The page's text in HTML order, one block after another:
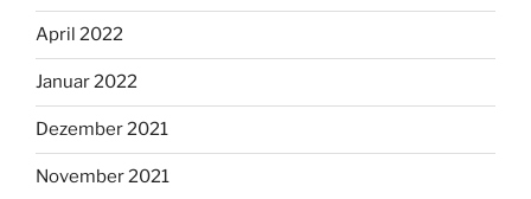
April 2022
Januar 2022
Dezember 2021
November 2021